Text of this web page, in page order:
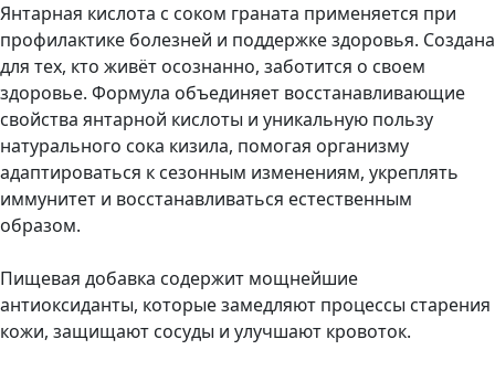
Янтарная кислота с соком граната применяется при
профилактике болезней и поддержке здоровья. Создана
для тех, кто живёт осознанно, заботится о своем
здоровье. Формула объединяет восстанавливающие
свойства янтарной кислоты и уникальную пользу
натурального сока кизила, помогая организму
адаптироваться к сезонным изменениям, укреплять
иммунитет и восстанавливаться естественным
образом.
Пищевая добавка содержит мощнейшие
антиоксиданты, которые замедляют процессы старения
кожи, защищают сосуды и улучшают кровоток.